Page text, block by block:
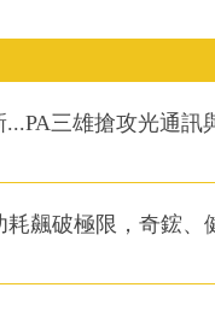
三雄搶攻光通訊
飆破極限，奇鋐、